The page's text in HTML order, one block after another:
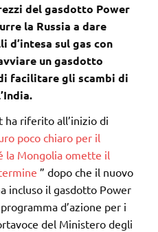
del gasdotto Power
la Russia a dare
sul gas con
un gasdotto
facilitare gli scambi di
ha riferito all’inizio di
poco chiaro per il
la Mongolia omette il
” dopo che il nuovo
incluso il gasdotto Power
d’azione per i
del Ministero degli